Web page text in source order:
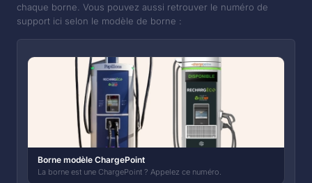
chaque borne. Vous pouvez aussi retrouver le numéro de
support ici selon le modèle de borne :
Borne modèle ChargePoint
La borne est une ChargePoint ? Appelez ce numéro.